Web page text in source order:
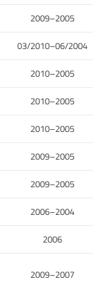
2005–2009
06/2004–03/2010
2005–2010
2005–2010
2005–2010
2005–2009
2005–2009
2004–2006
2006
2007–2009